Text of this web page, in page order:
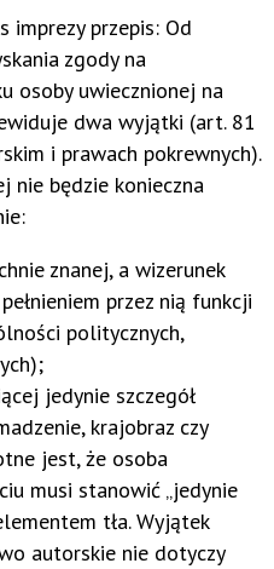
imprezy przepis: Od
zgody na
osoby uwiecznionej na
dwa wyjątki (art. 81
i prawach pokrewnych).
nie będzie konieczna
znanej, a wizerunek
przez nią funkcji
politycznych,
jedynie szczegół
krajobraz czy
jest, że osoba
musi stanowić „jedynie
tła. Wyjątek
autorskie nie dotyczy